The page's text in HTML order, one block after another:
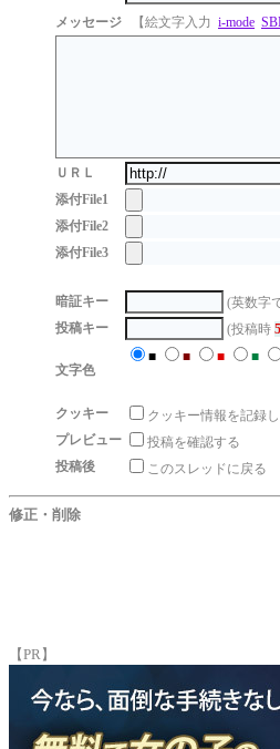
メッセージ
【絵文字入力 i-mode
ＵＲＬ
添付File1
添付File2
添付File3
暗証キー
(英数字
投稿キー
(投稿時
文字色
■ ■ ■ ■
クッキー
クッキー情報を記録
プレビュー
投稿を確認する
投稿後
このスレッドに戻る
修正・削除
【PR】